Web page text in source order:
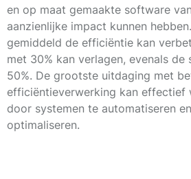
en op maat gemaakte software
aanzienlijke impact kunnen
gemiddeld de efficiëntie kan
met 30% kan verlagen, evenals de
50%. De grootste uitdaging met
efficiëntieverwerking kan effectief
door systemen te automatiseren
optimaliseren.